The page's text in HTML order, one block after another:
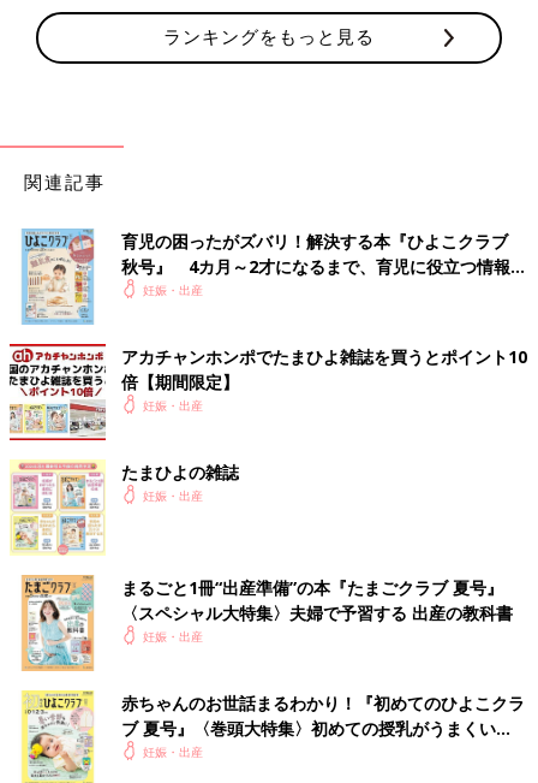
ランキングをもっと見る
関連記事
育児の困ったがズバリ！解決する本『ひよこクラブ
秋号』 4カ月～2才になるまで、育児に役立つ情報が
いっぱい！
妊娠・出産
アカチャンホンポでたまひよ雑誌を買うとポイント10
倍【期間限定】
妊娠・出産
たまひよの雑誌
妊娠・出産
まるごと1冊“出産準備”の本『たまごクラブ 夏号』
〈スペシャル大特集〉夫婦で予習する 出産の教科書
妊娠・出産
赤ちゃんのお世話まるわかり！『初めてのひよこクラ
ブ 夏号』〈巻頭大特集〉初めての授乳がうまくい
く！ おっぱい・ミルクの基本と夏のトラブル 解決テ
妊娠・出産